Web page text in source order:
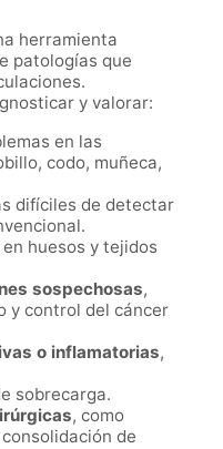
herramienta
patologías que
y valorar:
en las
codo, muñeca,
difíciles de detectar
en huesos y tejidos
sospechosas,
y control del cáncer
o inflamatorias,
sobrecarga.
, como
de